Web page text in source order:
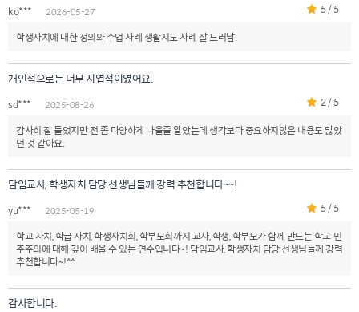
ko*** 2026-05-27
5 / 5
학생자치에 대한 정의와 수업 사례 생활지도 사례 잘 드러남.
개인적으로는 너무 지엽적이였어요.
sd*** 2025-08-26
2 / 5
감사히 잘 들었지만 전 좀 다양하게 나올줄 알았는데 생각보다 중요하지않은 내용도 많았
던 것 같아요.
담임교사, 학생자치 담당 선생님들께 강력 추천합니다~~!
yu*** 2025-05-19
5 / 5
학교 자치, 학급 자치, 학생자치회, 학부모회까지 교사, 학생, 학부모가 함께 만드는 학교 민
주주의에 대해 깊이 배울 수 있는 연수입니다~! 담임교사, 학생자치 담당 선생님들께 강력
추천합니다~!^^
감사합니다.